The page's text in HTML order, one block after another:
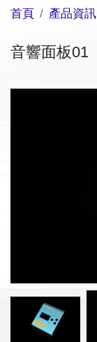
首頁 產品資訊
音響面板01